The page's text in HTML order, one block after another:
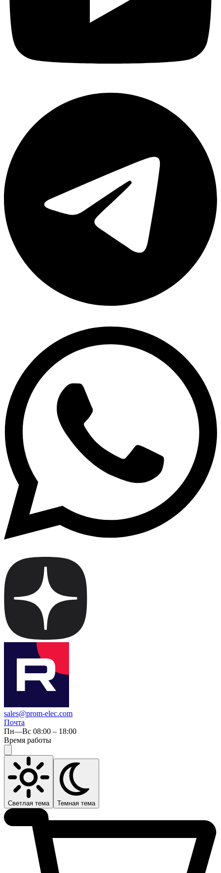
sales@prom-elec.com
Почта
Пн—Вс 08:00 – 18:00
Время работы
Светлая тема Темная тема